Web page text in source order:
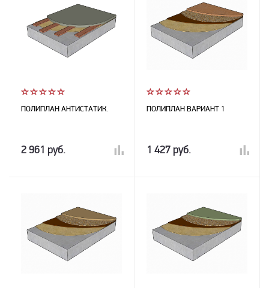
ПОЛИПЛАН АНТИСТАТИК.
2 961 руб.
ПОЛИПЛАН ВАРИАНТ 1
1 427 руб.